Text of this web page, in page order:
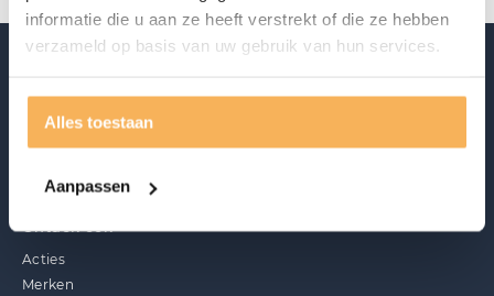
informatie die u aan ze heeft verstrekt of die ze hebben
verzameld op basis van uw gebruik van hun services.
Alles toestaan
Aanpassen
Acties
Merken